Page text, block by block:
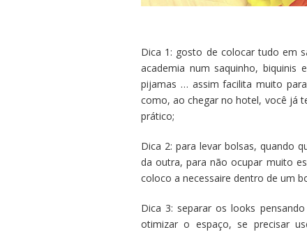
Dica 1: gosto de colocar tudo em
academia num saquinho,
pijamas … assim facilita muito
como, ao chegar no hotel, você já
prático;
Dica 2: para levar bolsas, quando
da outra, para não ocupar muito
coloco a necessaire dentro de um
Dica 3: separar os looks
otimizar o espaço, se precisar